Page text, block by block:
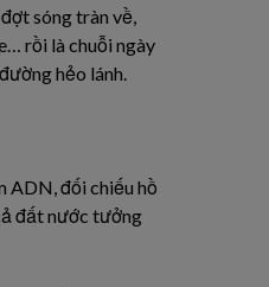
sóng tràn về,
rồi là chuỗi ngày
hẻo lánh.
ADN, đối chiếu hồ
đất nước tưởng